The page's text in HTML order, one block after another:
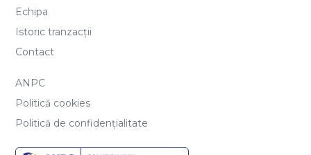
Echipa
Istoric tranzacții
Contact
ANPC
Politică cookies
Politică de confidențialitate